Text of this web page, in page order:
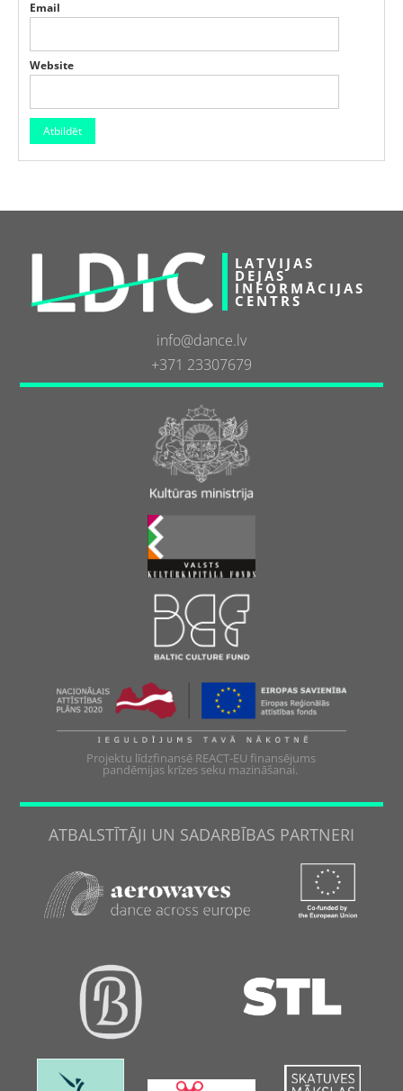
Email
Website
LATVIJAS
DEJAS
INFORMĀCIJAS
CENTRS
info@dance.lv
+371 23307679
Projektu līdzfinansē REACT-EU finansējums
pandēmijas krīzes seku mazināšanai.
ATBALSTĪTĀJI UN SADARBĪBAS PARTNERI